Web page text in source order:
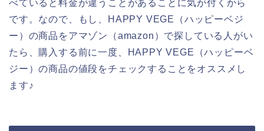
べていると料金が違うことがあることに気が付くから
です。なので、もし、HAPPY VEGE（ハッピーベジ
ー）の商品をアマゾン（amazon）で探している人がい
たら、購入する前に一度、HAPPY VEGE（ハッピーベ
ジー）の商品の値段をチェックすることをオススメし
ます♪